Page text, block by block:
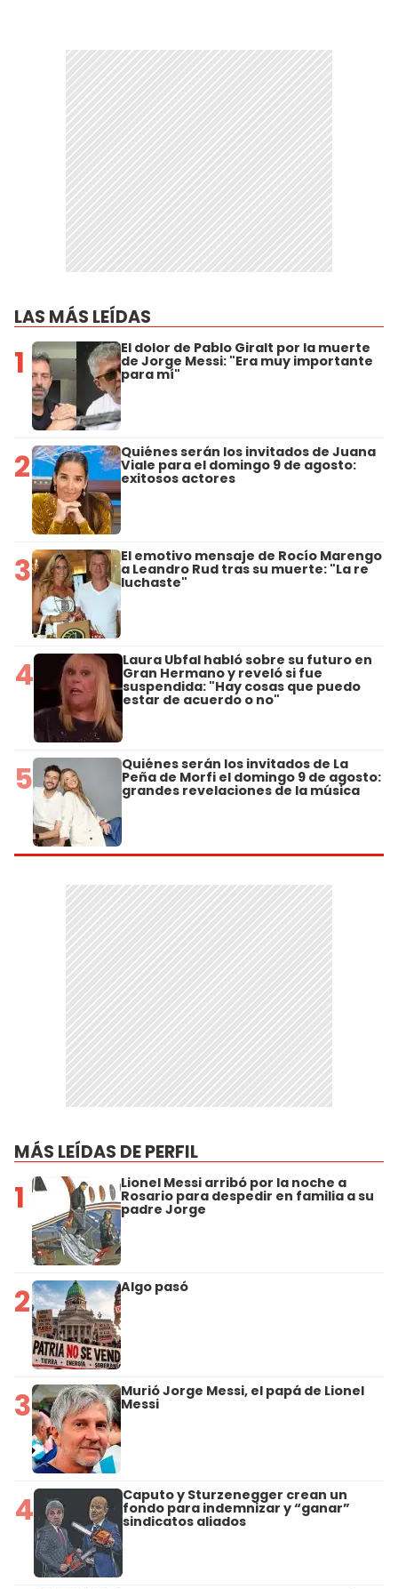
LAS MÁS LEÍDAS
1 El dolor de Pablo Giralt por la muerte
de Jorge Messi: "Era muy importante
para mí"
2 Quiénes serán los invitados de Juana
Viale para el domingo 9 de agosto:
exitosos actores
3 El emotivo mensaje de Rocío Marengo
a Leandro Rud tras su muerte: "La re
luchaste"
4 Laura Ubfal habló sobre su futuro en
Gran Hermano y reveló si fue
suspendida: "Hay cosas que puedo
estar de acuerdo o no"
5 Quiénes serán los invitados de La
Peña de Morfi el domingo 9 de agosto:
grandes revelaciones de la música
MÁS LEÍDAS DE PERFIL
1 Lionel Messi arribó por la noche a
Rosario para despedir en familia a su
padre Jorge
2 Algo pasó
3 Murió Jorge Messi, el papá de Lionel
Messi
4 Caputo y Sturzenegger crean un
fondo para indemnizar y “ganar”
sindicatos aliados